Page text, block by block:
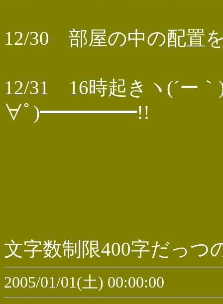
12/30 部屋の中の配置
12/31 16時起きヽ(´
∀ﾟ)━━━━━!!
文字数制限400字だっつ
2005/01/01(土) 00:00:00